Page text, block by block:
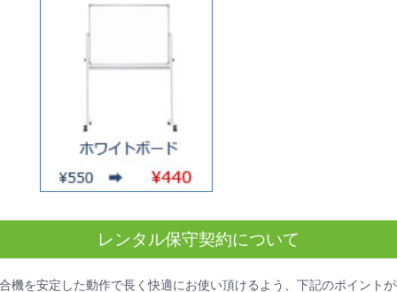
レンタル保守契約について
機を安定した動作で長く快適にお使い頂けるよう、下記のポイントが